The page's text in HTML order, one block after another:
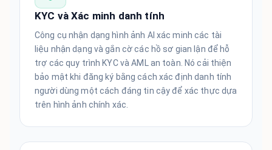
KYC và Xác minh danh tính
Công cụ nhận dạng hình ảnh AI xác minh các tài
liệu nhận dạng và gắn cờ các hồ sơ gian lận để hỗ
trợ các quy trình KYC và AML an toàn. Nó cải thiện
bảo mật khi đăng ký bằng cách xác định danh tính
người dùng một cách đáng tin cậy để xác thực dựa
trên hình ảnh chính xác.